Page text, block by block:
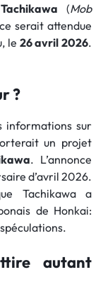
(Mob
serait attendue
le 26 avril 2026.
?
informations sur
un projet
. L’annonce
d’avril 2026.
Tachikawa a
de Honkai:
autant